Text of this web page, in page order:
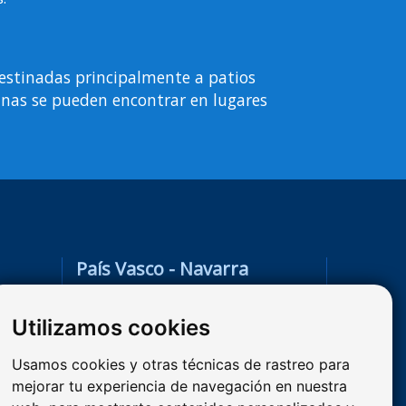
Utilizamos cookies
Usamos cookies y otras técnicas de rastreo para
mejorar tu experiencia de navegación en nuestra
principalmente a patios
se pueden encontrar en lugares
País Vasco - Navarra
La Rioja - Burgos
947 341 468
miriam_daype@hotmail.com